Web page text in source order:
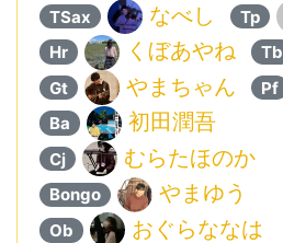
TSax なべし Tp
Hr くぼあやね Tb
Gt やまちゃん Pf
Ba 初田潤吾
Cj むらたほのか
Bongo やまゆう
Ob おぐらななは